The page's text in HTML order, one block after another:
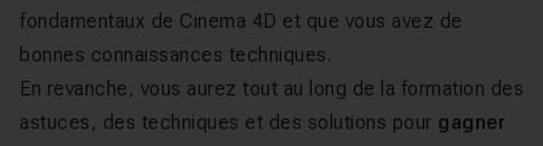
fondamentaux de Cinema 4D et que vous avez de
bonnes connaissances techniques.
En revanche, vous aurez tout au long de la formation des
astuces, des techniques et des solutions pour gagner